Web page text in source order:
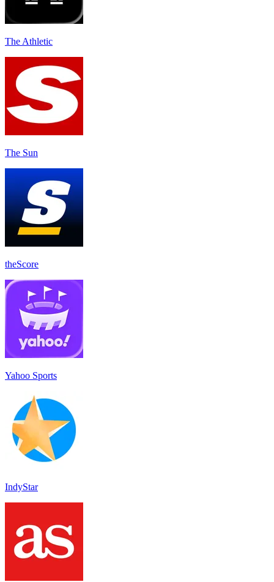
The Athletic
The Sun
theScore
Yahoo Sports
IndyStar